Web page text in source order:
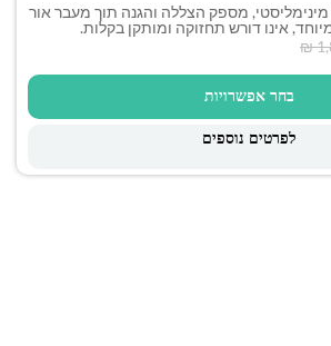
מינימליסטי, מספק הצללה והגנה תוך מעבר אור
אינו דורש תחזוקה ומותקן בקלות.
₪
בחר אפשרויות
לפרטים נוספים